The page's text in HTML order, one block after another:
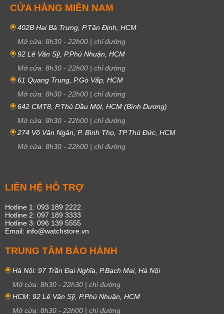
CỬA HÀNG MIỀN NAM
402B Hai Bà Trưng, P.Tân Định, HCM
Mở cửa: 8h30 - 22h00 | chỉ đường
92 Lê Văn Sỹ, P.Phú Nhuận, HCM
Mở cửa: 8h30 - 22h00 | chỉ đường
61 Quang Trung, P.Gò Vấp, HCM
Mở cửa: 8h30 - 22h00 | chỉ đường
642 CMT8, P.Thủ Dầu Một, HCM (Bình Dương)
Mở cửa: 8h30 - 22h00 | chỉ đường
274 Võ Văn Ngân, P. Bình Thọ, TP.Thủ Đức, HCM
Mở cửa: 8h30 - 22h00 | chỉ đường
LIÊN HỆ HỖ TRỢ
Hotline 1: 093 189 2222
Hotline 2: 097 189 3333
Hotline 3: 096 139 5555
Email: info@watchstore.vn
TRUNG TÂM BẢO HÀNH
Hà Nội: 97 Trần Đại Nghĩa, P.Bạch Mai, Hà Nội
Mở cửa: 8h30 - 22h30 | chỉ đường
HCM: 92 Lê Văn Sỹ, P.Phú Nhuận, HCM
Mở cửa: 8h30 - 22h00 | chỉ đường